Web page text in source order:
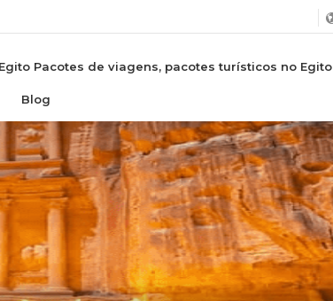
Egito Pacotes de viagens, pacotes turísticos no Egito
Blog